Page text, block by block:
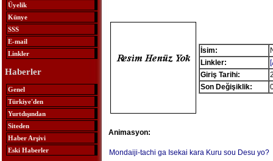
Üyelik
Künye
SSS
E-mail
Linkler
Haberler
Genel
Türkiye'den
Yurtdışından
Siteden
Haber Arşivi
Eski Haberler
İsim:
Linkler:
Giriş Tarihi:
Son Değişiklik:
Animasyon:
Mondaiji-tachi ga Isekai kara Kuru sou Desu yo?